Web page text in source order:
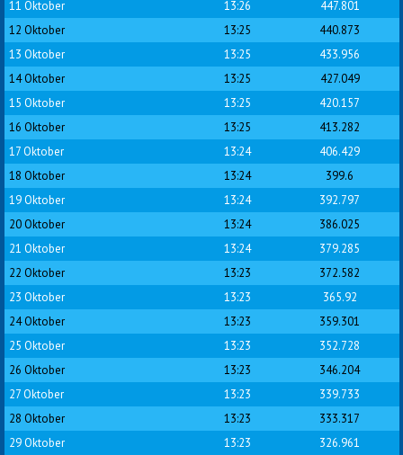
11 Oktober 13:26
447.801
12 Oktober
13:25
440.873
13 Oktober
13:25
433.956
14 Oktober
13:25
427.049
15 Oktober
13:25
420.157
16 Oktober
13:25
413.282
17 Oktober
13:24
406.429
18 Oktober
13:24
399.6
19 Oktober
13:24
392.797
20 Oktober
13:24
386.025
21 Oktober
13:24
379.285
22 Oktober
13:23
372.582
23 Oktober
13:23
365.92
24 Oktober
13:23
359.301
25 Oktober
13:23
352.728
26 Oktober
13:23
346.204
27 Oktober
13:23
339.733
28 Oktober
13:23
333.317
29 Oktober
13:23
326.961